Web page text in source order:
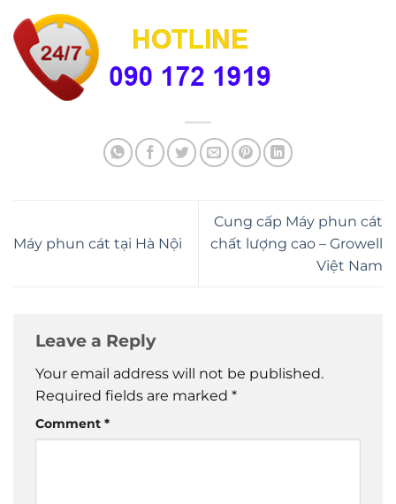
Máy phun cát tại Hà Nội
Cung cấp Máy phun cát
chất lượng cao – Growell
Việt Nam
Leave a Reply
Your email address will not be published.
Required fields are marked *
Comment *